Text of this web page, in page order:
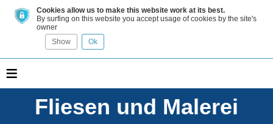
Cookies allow us to make this website work at its best.
By surfing on this website you accept usage of cookies by the site's
owner
Show
Ok
≡
Fliesen und Malerei